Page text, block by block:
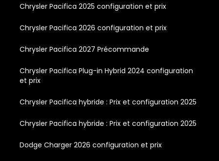
Chrysler Pacifica 2025 configuration et prix
Chrysler Pacifica 2026 configuration et prix
Chrysler Pacifica 2027 Précommande
Chrysler Pacifica Plug-in Hybrid 2024 configuration
et prix
Chrysler Pacifica hybride : Prix et configuration 2025
Chrysler Pacifica hybride : Prix et configuration 2025
Dodge Charger 2026 configuration et prix